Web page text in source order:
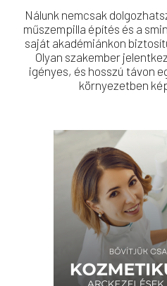
Nálunk nemcsak
műszempilla építés és a
saját akadémiánkon
Olyan szakember
igényes, és hosszú távon
környezetben